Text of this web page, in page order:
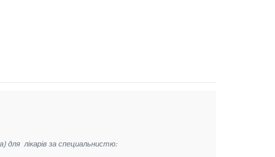
для лікарів за специальнистю: